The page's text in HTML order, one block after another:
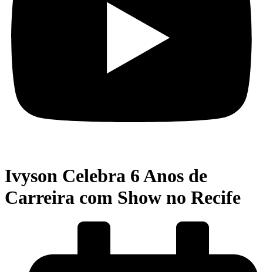
Ivyson Celebra 6 Anos de
Carreira com Show no Recife